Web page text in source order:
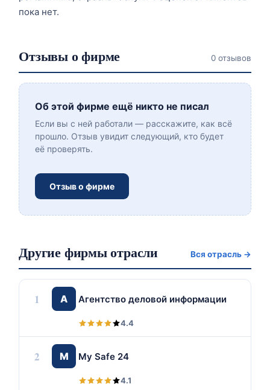
пока нет.
Отзывы о фирме 0 отзывов
Об этой фирме ещё никто не писал
Если вы с ней работали — расскажите, как всё
прошло. Отзыв увидит следующий, кто будет
её проверять.
Отзыв о фирме
Другие фирмы отрасли Вся отрасль →
1 А Агентство деловой информации
4.4
2 M My Safe 24
4.1